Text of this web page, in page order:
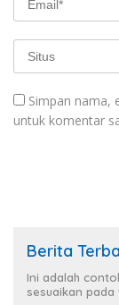
Simpan nama,
untuk komentar
Berita
Ini adalah
sesuaikan pada